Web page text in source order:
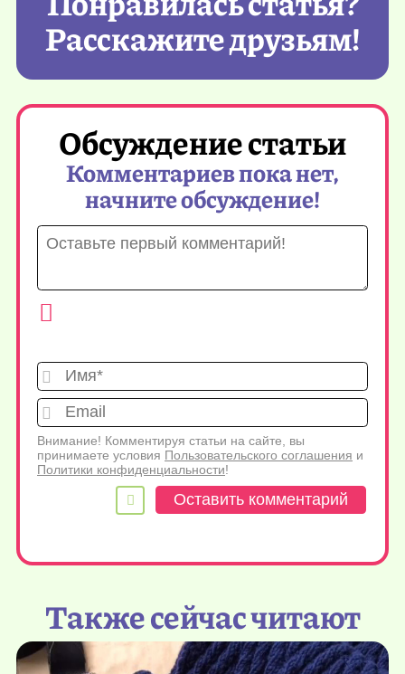
Расскажите друзьям!
Обсуждение статьи
Комментариев пока нет,
начните обсуждение!
Имя*
Внимание! Комментируя статьи на сайте, вы
принимаете условия Пользовательского соглашения и
Политики конфиденциальности!
Также сейчас читают